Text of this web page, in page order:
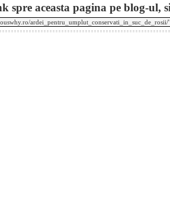
spre aceasta pagina pe blog-ul,